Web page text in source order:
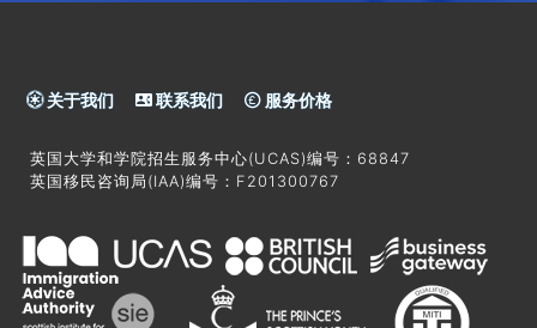
关于我们 联系我们 服务价格
英国大学和学院招生服务中心(UCAS)编号：68847
英国移民咨询局(IAA)编号：F201300767